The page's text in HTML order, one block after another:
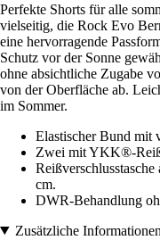
Perfekte Shorts für alle
vielseitig, die Rock Evo
eine hervorragende
Schutz vor der Sonne
ohne absichtliche Zugabe
von der Oberfläche ab.
im Sommer.
Elastischer Bund mit
Zwei mit YKK®-
cm.
DWR-Behandlung
Zusätzliche Informationen